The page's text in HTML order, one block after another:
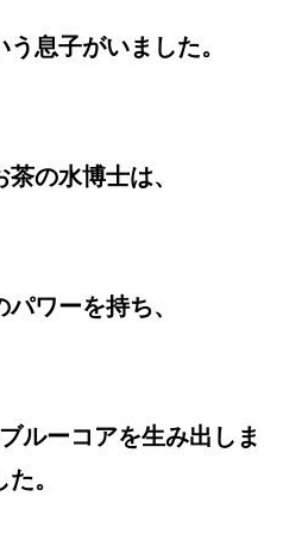
息子がいました。
の水博士は、
ワーを持ち、
ルーコアを生み出しま
た。